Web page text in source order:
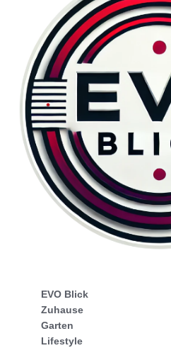
EVO Blick
Zuhause
Garten
Lifestyle